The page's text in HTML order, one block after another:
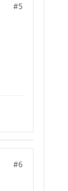
#5
#6